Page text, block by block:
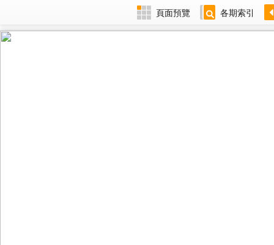
頁面預覽 各期索引